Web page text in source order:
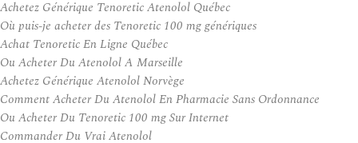
Achetez Générique Tenoretic Atenolol Québec
Où puis-je acheter des Tenoretic 100 mg génériques
Achat Tenoretic En Ligne Québec
Ou Acheter Du Atenolol A Marseille
Achetez Générique Atenolol Norvège
Comment Acheter Du Atenolol En Pharmacie Sans Ordonnance
Ou Acheter Du Tenoretic 100 mg Sur Internet
Commander Du Vrai Atenolol